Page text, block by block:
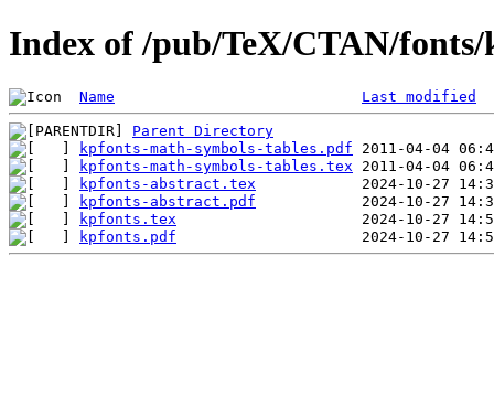
Index of /pub/TeX/CTAN/
Name Last modified
Parent Directory
kpfonts-math-symbols-tables.pdf
kpfonts-math-symbols-tables.tex
kpfonts-abstract.tex
kpfonts-abstract.pdf
kpfonts.tex
kpfonts.pdf